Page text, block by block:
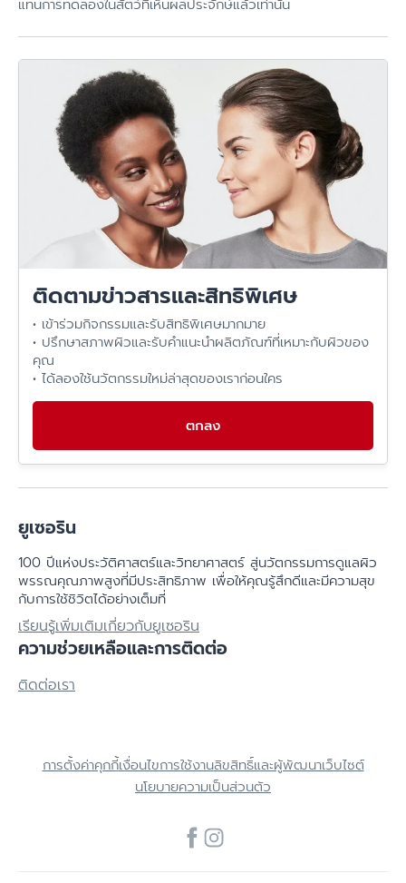
แทนการทดลองในสัตว์ที่เห็นผลประจักษ์แล้วเท่านั้น
ติดตามข่าวสารและสิทธิพิเศษ
• เข้าร่วมกิจกรรมและรับสิทธิพิเศษมากมาย
• ปรึกษาสภาพผิวและรับคำแนะนำผลิตภัณฑ์ที่เหมาะกับผิวของ
คุณ
• ได้ลองใช้นวัตกรรมใหม่ล่าสุดของเราก่อนใคร
ตกลง
ยูเซอริน
100 ปีแห่งประวัติศาสตร์​และวิทยาศาสตร์ สู่นวัตกรรมการดูแลผิว
พรรณคุณภาพสูงที่มีประสิทธิภาพ เพื่อให้คุณรู้สึกดีและมีความสุข
กับการใช้ชิวิตได้อย่างเต็มที่
เรียนรู้เพิ่มเติมเกี่ยวกับยูเซอริน
ความช่วยเหลือและการติดต่อ
ติดต่อเรา
การตั้งค่าคุกกี้เงื่อนไขการใช้งานลิขสิทธิ์และผู้พัฒนาเว็บไซต์
นโยบายความเป็นส่วนตัว